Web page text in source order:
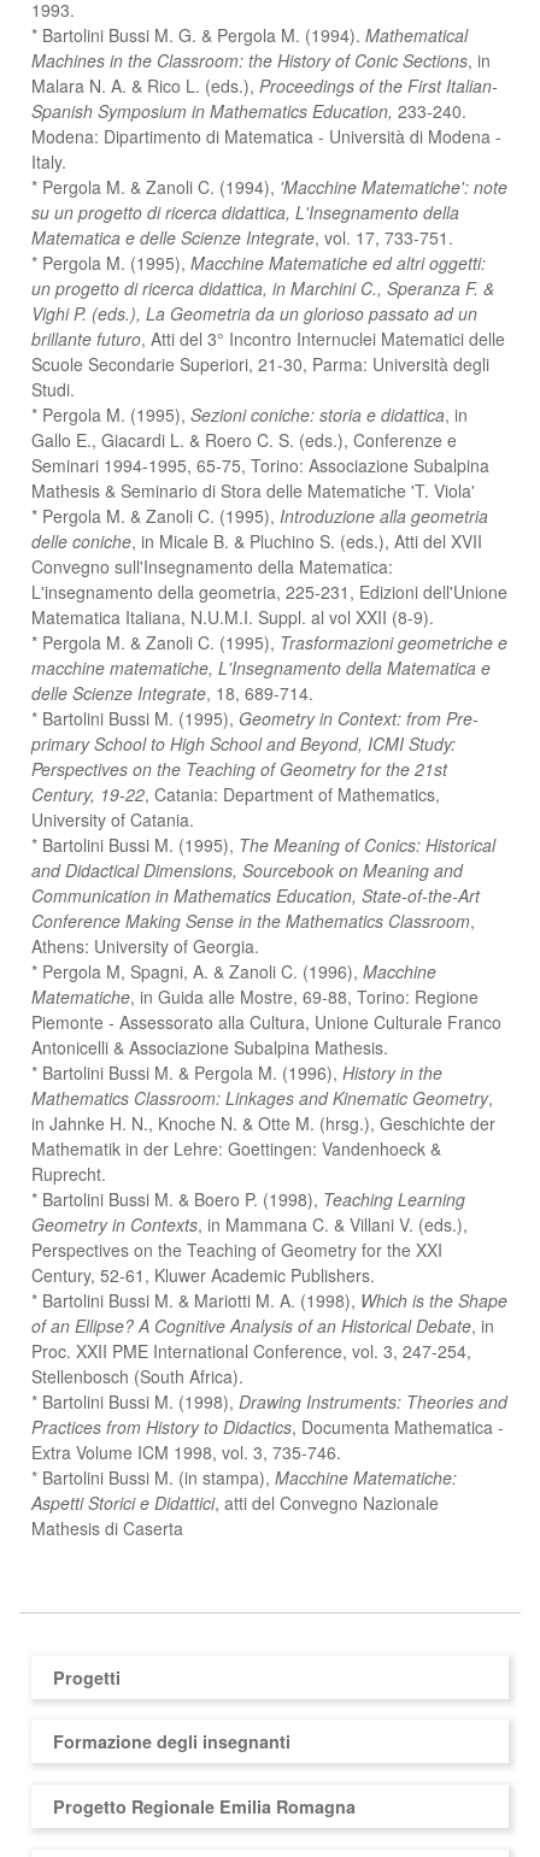
1993.
* Bartolini Bussi M. G. & Pergola M. (1994). Mathematical
Machines in the Classroom: the History of Conic Sections, in
Malara N. A. & Rico L. (eds.), Proceedings of the First Italian-
Spanish Symposium in Mathematics Education, 233-240.
Modena: Dipartimento di Matematica - Università di Modena -
Italy.
* Pergola M. & Zanoli C. (1994), 'Macchine Matematiche': note
su un progetto di ricerca didattica, L'Insegnamento della
Matematica e delle Scienze Integrate, vol. 17, 733-751.
* Pergola M. (1995), Macchine Matematiche ed altri oggetti:
un progetto di ricerca didattica, in Marchini C., Speranza F. &
Vighi P. (eds.), La Geometria da un glorioso passato ad un
brillante futuro, Atti del 3° Incontro Internuclei Matematici delle
Scuole Secondarie Superiori, 21-30, Parma: Università degli
Studi.
* Pergola M. (1995), Sezioni coniche: storia e didattica, in
Gallo E., Giacardi L. & Roero C. S. (eds.), Conferenze e
Seminari 1994-1995, 65-75, Torino: Associazione Subalpina
Mathesis & Seminario di Stora delle Matematiche 'T. Viola'
* Pergola M. & Zanoli C. (1995), Introduzione alla geometria
delle coniche, in Micale B. & Pluchino S. (eds.), Atti del XVII
Convegno sull'Insegnamento della Matematica:
L'insegnamento della geometria, 225-231, Edizioni dell'Unione
Matematica Italiana, N.U.M.I. Suppl. al vol XXII (8-9).
* Pergola M. & Zanoli C. (1995), Trasformazioni geometriche e
macchine matematiche, L'Insegnamento della Matematica e
delle Scienze Integrate, 18, 689-714.
* Bartolini Bussi M. (1995), Geometry in Context: from Pre-
primary School to High School and Beyond, ICMI Study:
Perspectives on the Teaching of Geometry for the 21st
Century, 19-22, Catania: Department of Mathematics,
University of Catania.
* Bartolini Bussi M. (1995), The Meaning of Conics: Historical
and Didactical Dimensions, Sourcebook on Meaning and
Communication in Mathematics Education, State-of-the-Art
Conference Making Sense in the Mathematics Classroom,
Athens: University of Georgia.
* Pergola M, Spagni, A. & Zanoli C. (1996), Macchine
Matematiche, in Guida alle Mostre, 69-88, Torino: Regione
Piemonte - Assessorato alla Cultura, Unione Culturale Franco
Antonicelli & Associazione Subalpina Mathesis.
* Bartolini Bussi M. & Pergola M. (1996), History in the
Mathematics Classroom: Linkages and Kinematic Geometry,
in Jahnke H. N., Knoche N. & Otte M. (hrsg.), Geschichte der
Mathematik in der Lehre: Goettingen: Vandenhoeck &
Ruprecht.
* Bartolini Bussi M. & Boero P. (1998), Teaching Learning
Geometry in Contexts, in Mammana C. & Villani V. (eds.),
Perspectives on the Teaching of Geometry for the XXI
Century, 52-61, Kluwer Academic Publishers.
* Bartolini Bussi M. & Mariotti M. A. (1998), Which is the Shape
of an Ellipse? A Cognitive Analysis of an Historical Debate, in
Proc. XXII PME International Conference, vol. 3, 247-254,
Stellenbosch (South Africa).
* Bartolini Bussi M. (1998), Drawing Instruments: Theories and
Practices from History to Didactics, Documenta Mathematica -
Extra Volume ICM 1998, vol. 3, 735-746.
* Bartolini Bussi M. (in stampa), Macchine Matematiche:
Aspetti Storici e Didattici, atti del Convegno Nazionale
Mathesis di Caserta
Progetti
Formazione degli insegnanti
Progetto Regionale Emilia Romagna